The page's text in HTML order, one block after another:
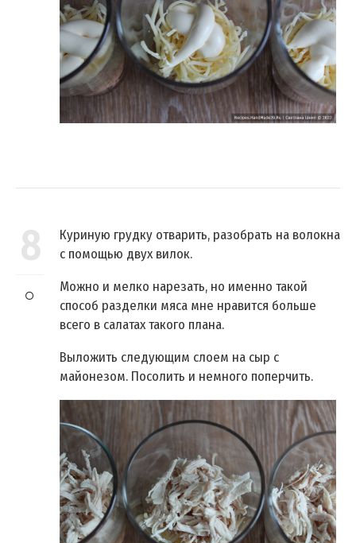
8
Куриную грудку отварить, разобрать на волокна
с помощью двух вилок.
Можно и мелко нарезать, но именно такой
способ разделки мяса мне нравится больше
всего в салатах такого плана.
Выложить следующим слоем на сыр с
майонезом. Посолить и немного поперчить.